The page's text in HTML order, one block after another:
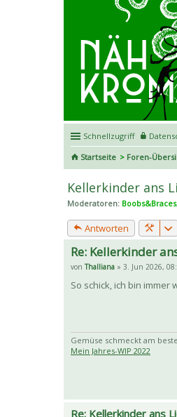
Schnellzugriff
Startseite
Foren-
Kellerkinder ans
Moderatoren: Boobs&Braces,
Antworten
Re: Kellerkinder
von Thalliana » 3. Jun 2026,
So schick, ich bin
Gemüse schmeckt am
Mein Jahres-WIP 2022
Re: Kellerkinder ans